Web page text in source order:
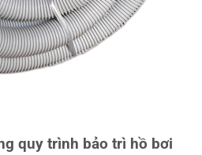
quy trình bảo trì hồ bơi